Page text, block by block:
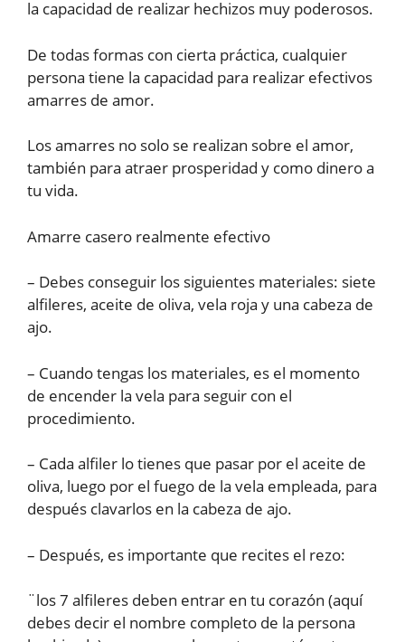
la capacidad de realizar hechizos muy poderosos.
De todas formas con cierta práctica, cualquier
persona tiene la capacidad para realizar efectivos
amarres de amor.
Los amarres no solo se realizan sobre el amor,
también para atraer prosperidad y como dinero a
tu vida.
Amarre casero realmente efectivo
– Debes conseguir los siguientes materiales: siete
alfileres, aceite de oliva, vela roja y una cabeza de
ajo.
– Cuando tengas los materiales, es el momento
de encender la vela para seguir con el
procedimiento.
– Cada alfiler lo tienes que pasar por el aceite de
oliva, luego por el fuego de la vela empleada, para
después clavarlos en la cabeza de ajo.
– Después, es importante que recites el rezo:
¨los 7 alfileres deben entrar en tu corazón (aquí
debes decir el nombre completo de la persona